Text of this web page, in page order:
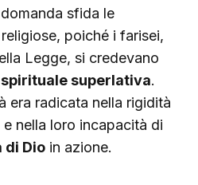
sfida le
poiché i farisei,
Legge, si credevano
superlativa.
era radicata nella rigidità
nella loro incapacità di
di Dio in azione.